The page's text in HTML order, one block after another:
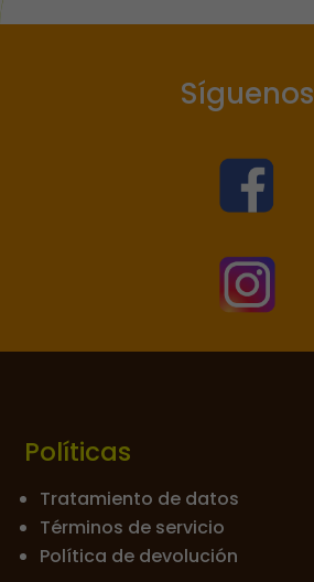
Síguenos


Políticas
Tratamiento de datos
Términos de servicio
Política de devolución